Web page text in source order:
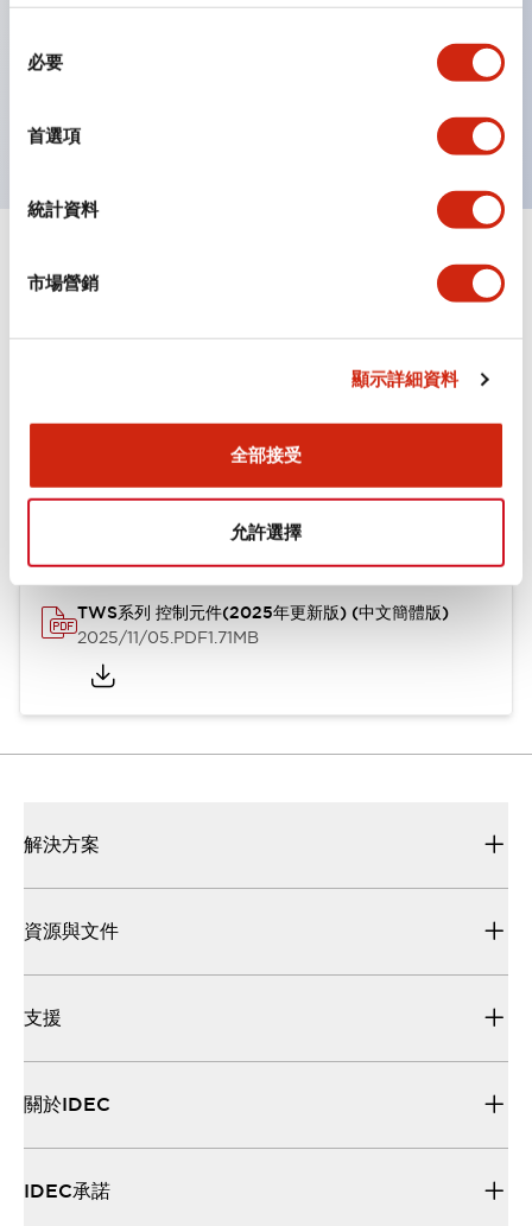
必要
首選項
統計資料
市場營銷
顯示詳細資料
全部接受
允許選擇
一顆LED燈泡（LSRD燈泡）可實現六種顏色的功能。過
去每種顏色分開的LED燈泡，現在可用一顆單色LED燈
UL、CSA、TÜV、CCC認證品。（部分機種除外）
文件和檔案
TWS系列 控制元件(2025年更新版) (英文版)
2025/11/04.PDF1.30MB
TWS系列 控制元件(2025年更新版) (中文簡體版)
2025/11/05.PDF1.71MB
解決方案
資源與文件
支援
關於IDEC
IDEC承諾